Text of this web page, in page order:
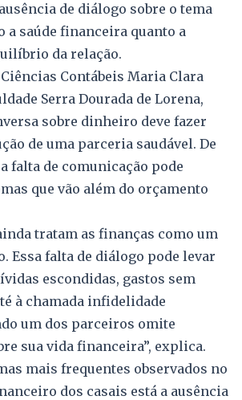
de diálogo sobre o tema
a saúde financeira quanto a
da relação.
Contábeis Maria Clara
Serra Dourada de Lorena,
sobre dinheiro deve fazer
de uma parceria saudável. De
falta de comunicação pode
que vão além do orçamento
tratam as finanças como um
Essa falta de diálogo pode levar
escondidas, gastos sem
à chamada infidelidade
um dos parceiros omite
sua vida financeira”, explica.
mais frequentes observados no
dos casais está a ausência